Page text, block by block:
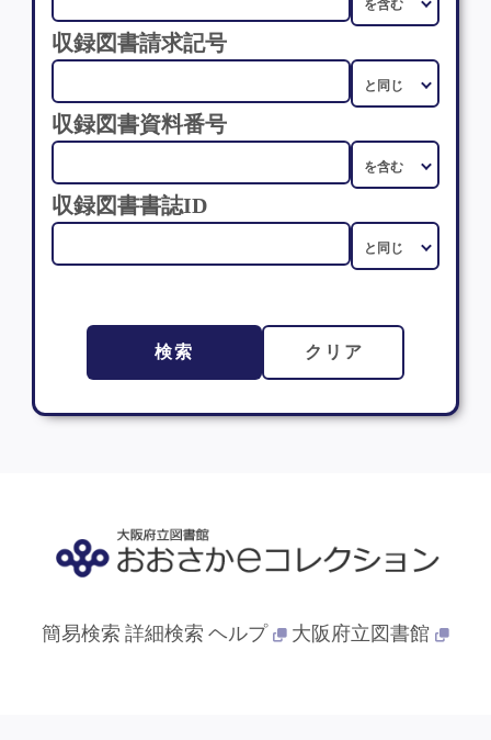
収録図書請求記号
収録図書資料番号
収録図書書誌ID
検索 クリア
簡易検索 詳細検索 ヘルプ 大阪府立図書館